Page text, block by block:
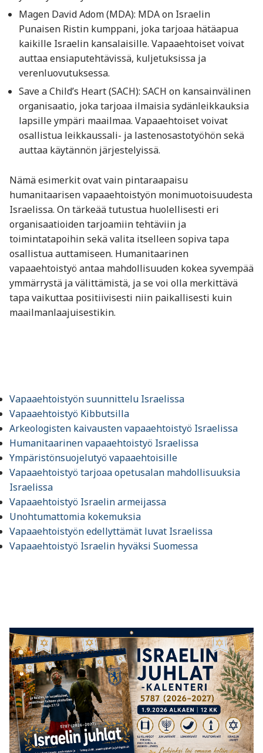
Magen David Adom (MDA): MDA on Israelin
Punaisen Ristin kumppani, joka tarjoaa hätäapua
kaikille Israelin kansalaisille. Vapaaehtoiset voivat
auttaa ensiaputehtävissä, kuljetuksissa ja
verenluovutuksessa.
Save a Child’s Heart (SACH): SACH on kansainvälinen
organisaatio, joka tarjoaa ilmaisia sydänleikkauksia
lapsille ympäri maailmaa. Vapaaehtoiset voivat
osallistua leikkaussali- ja lastenosastotyöhön sekä
auttaa käytännön järjestelyissä.
Nämä esimerkit ovat vain pintaraapaisu
humanitaarisen vapaaehtoistyön monimuotoisuudesta
Israelissa. On tärkeää tutustua huolellisesti eri
organisaatioiden tarjoamiin tehtäviin ja
toimintatapoihin sekä valita itselleen sopiva tapa
osallistua auttamiseen. Humanitaarinen
vapaaehtoistyö antaa mahdollisuuden kokea syvempää
ymmärrystä ja välittämistä, ja se voi olla merkittävä
tapa vaikuttaa positiivisesti niin paikallisesti kuin
maailmanlaajuisestikin.
Vapaaehtoistyön suunnittelu Israelissa
Vapaaehtoistyö Kibbutsilla
Arkeologisten kaivausten vapaaehtoistyö Israelissa
Humanitaarinen vapaaehtoistyö Israelissa
Ympäristönsuojelutyö vapaaehtoisille
Vapaaehtoistyö tarjoaa opetusalan mahdollisuuksia
Israelissa
Vapaaehtoistyö Israelin armeijassa
Unohtumattomia kokemuksia
Vapaaehtoistyön edellyttämät luvat Israelissa
Vapaaehtoistyö Israelin hyväksi Suomessa